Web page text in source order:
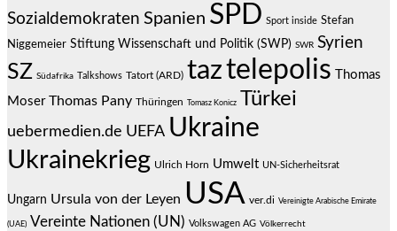
Sozialdemokraten Spanien SPD Sport inside Stefan
Niggemeier Stiftung Wissenschaft und Politik (SWP) SWR Syrien
SZ Südafrika Talkshows Tatort (ARD) taztelepolis
Thomas
Moser Thomas Pany Thüringen Tomasz Konicz Türkei
uebermedien.de UEFA Ukraine
Ukrainekrieg Ulrich Horn Umwelt UN-Sicherheitsrat
Ungarn Ursula von der Leyen USA ver.di Vereinigte Arabische Emirate
(UAE) Vereinte Nationen (UN) Volkswagen AG Völkerrecht